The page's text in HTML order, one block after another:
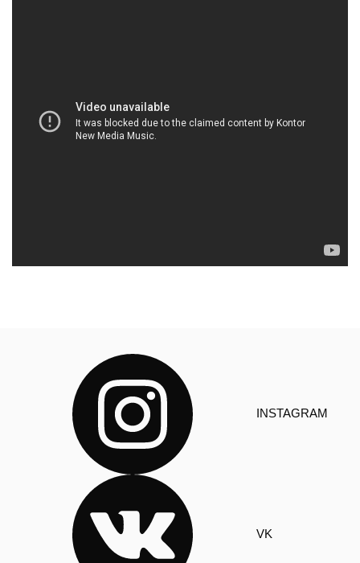
INSTAGRAM
VK